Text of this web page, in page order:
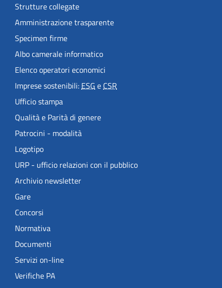
Strutture collegate
Amministrazione trasparente
Specimen firme
Albo camerale informatico
Elenco operatori economici
Imprese sostenibili:ESGeCSR
Ufficio stampa
Qualità e Parità di genere
Patrocini - modalità
Logotipo
URP - ufficio relazioni con il pubblico
Archivio newsletter
Gare
Concorsi
Normativa
Documenti
Servizi on-line
Verifiche PA